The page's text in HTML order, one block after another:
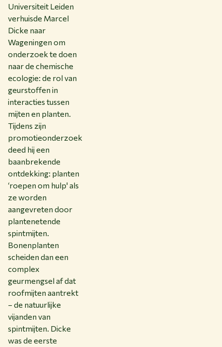
Universiteit Leiden
verhuisde Marcel
Dicke naar
Wageningen om
onderzoek te doen
naar de chemische
ecologie: de rol van
geurstoffen in
interacties tussen
mijten en planten.
Tijdens zijn
promotieonderzoek
deed hij een
baanbrekende
ontdekking: planten
‘roepen om hulp' als
ze worden
aangevreten door
plantenetende
spintmijten.
Bonenplanten
scheiden dan een
complex
geurmengsel af dat
roofmijten aantrekt
– de natuurlijke
vijanden van
spintmijten. Dicke
was de eerste